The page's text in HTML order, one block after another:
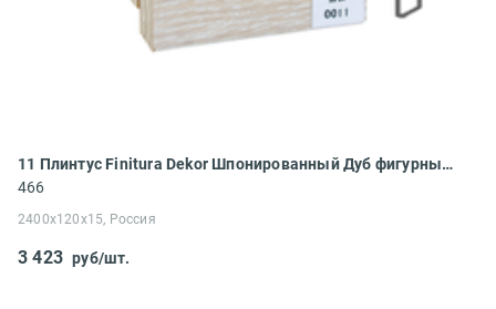
11 Плинтус Finitura Dekor Шпонированный Дуб фигурный 2400x120x15
466
2400x120x15, Россия
3 423 руб/шт.